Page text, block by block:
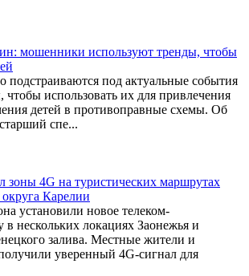
мошенники используют тренды, чтобы
под актуальные события
чтобы использовать их для привлечения
детей в противоправные схемы. Об
спе...
4G на туристических маршрутах
Карелии
установили новое телеком-
в нескольких локациях Заонежья и
залива. Местные жители и
уверенный 4G-сигнал для